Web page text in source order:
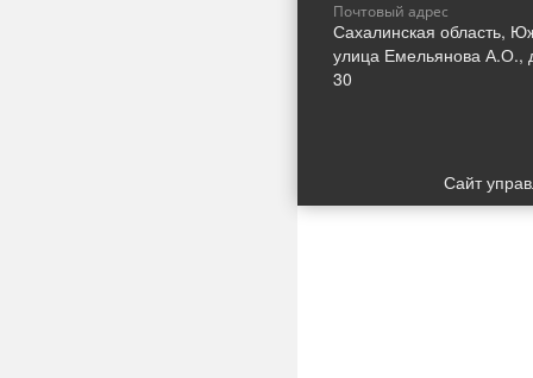
Почтовый адрес
Сахалинская область,
улица Емельянова А.О.,
30
Сайт